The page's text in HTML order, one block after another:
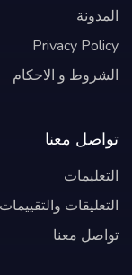
المدونة
Privacy Policy
الشروط و الاحكام
تواصل معنا
التعليمات
التعليقات والتقييمات
تواصل معنا